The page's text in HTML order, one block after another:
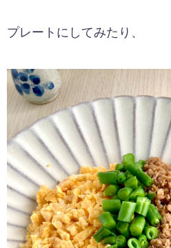
プレートにしてみたり、